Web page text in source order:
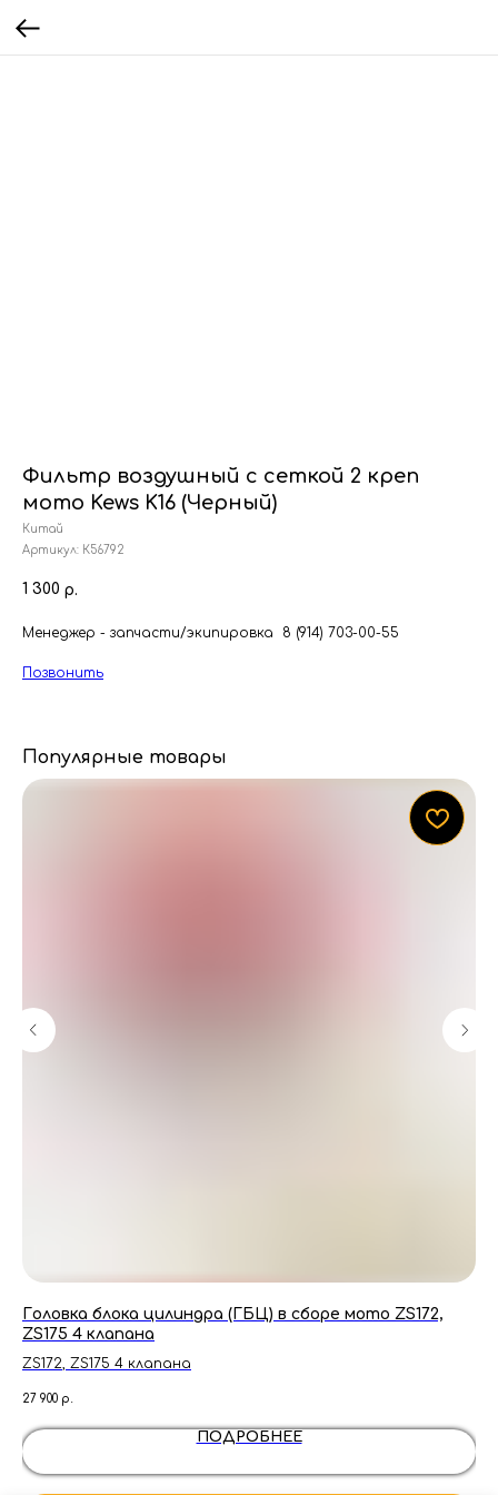
Фильтр воздушный с сеткой 2 креп
мото Kews K16 (Черный)
Китай
Артикул: К56792
1 300 р.
Менеджер - запчасти/экипировка 8 (914) 703-00-55
Позвонить
Популярные товары
Головка блока цилиндра (ГБЦ) в сборе мото ZS172,
ZS175 4 клапана
ZS172, ZS175 4 клапана
27 900 р.
ПОДРОБНЕЕ